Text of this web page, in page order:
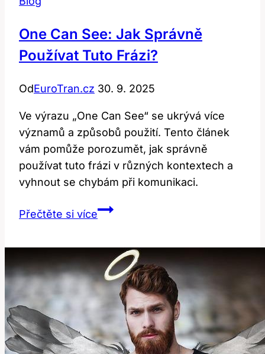
One Can See: Jak Správně
Používat Tuto Frázi?
OdEuroTran.cz 30. 9. 2025
Ve výrazu „One Can See“ se ukrývá více
významů a způsobů použití. Tento článek
vám pomůže porozumět, jak správně
používat tuto frázi v různých kontextech a
vyhnout se chybám při komunikaci.
Přečtěte si víceOne
Jak
Správně
Používat
Tuto
Frázi?